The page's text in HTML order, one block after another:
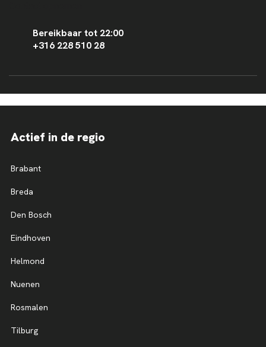
Bereikbaar tot 22:00
+316 228 510 28
Actief in de regio
Brabant
Breda
Den Bosch
Eindhoven
Helmond
Nuenen
Rosmalen
Tilburg